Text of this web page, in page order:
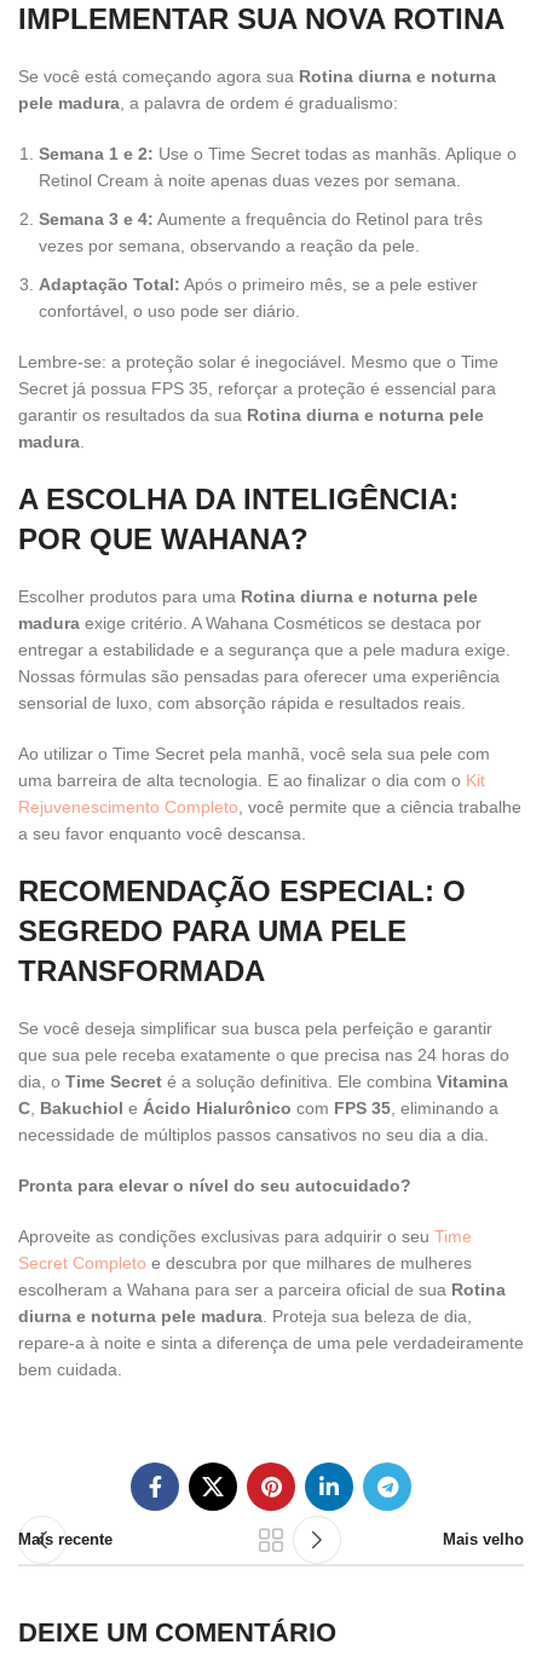
IMPLEMENTAR SUA NOVA ROTINA
Se você está começando agora sua Rotina diurna e noturna
pele madura , a palavra de ordem é gradualismo:
Semana 1 e 2: Use o Time Secret todas as manhãs. Aplique o
Retinol Cream à noite apenas duas vezes por semana.
Semana 3 e 4: Aumente a frequência do Retinol para três
vezes por semana, observando a reação da pele.
Adaptação Total: Após o primeiro mês, se a pele estiver
confortável, o uso pode ser diário.
Lembre-se: a proteção solar é inegociável. Mesmo que o Time
Secret já possua FPS 35, reforçar a proteção é essencial para
garantir os resultados da sua Rotina diurna e noturna pele
madura
A ESCOLHA DA INTELIGÊNCIA:
POR QUE WAHANA?
Escolher produtos para uma Rotina diurna e noturna pele
madura exige critério. A Wahana Cosméticos se destaca por
entregar a estabilidade e a segurança que a pele madura exige.
Nossas fórmulas são pensadas para oferecer uma experiência
sensorial de luxo, com absorção rápida e resultados reais.
Ao utilizar o Time Secret pela manhã, você sela sua pele com
uma barreira de alta tecnologia. E ao finalizar o dia com o Kit
Rejuvenescimento Completo , você permite que a ciência trabalhe
a seu favor enquanto você descansa.
RECOMENDAÇÃO ESPECIAL: O
SEGREDO PARA UMA PELE
TRANSFORMADA
Se você deseja simplificar sua busca pela perfeição e garantir
que sua pele receba exatamente o que precisa nas 24 horas do
dia, o Time Secret é a solução definitiva. Ele combina Vitamina
C Bakuchiol e Ácido Hialurônico com FPS 35 , eliminando a
necessidade de múltiplos passos cansativos no seu dia a dia.
Pronta para elevar o nível do seu autocuidado?
Aproveite as condições exclusivas para adquirir o seu Time
Secret Completo e descubra por que milhares de mulheres
escolheram a Wahana para ser a parceira oficial de sua Rotina
diurna e noturna pele madura . Proteja sua beleza de dia,
repare-a à noite e sinta a diferença de uma pele verdadeiramente
bem cuidada.
Mais recente Mais velho
DEIXE UM COMENTÁRIO